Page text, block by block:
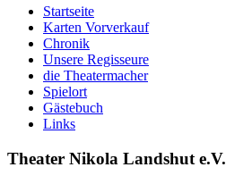
Startseite
Karten Vorverkauf
Chronik
Unsere Regisseure
die Theatermacher
Spielort
Gästebuch
Links
Theater Nikola Landshut e.V.